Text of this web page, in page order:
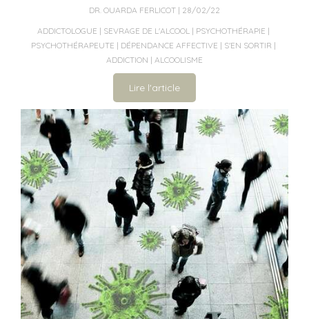
DR. OUARDA FERLICOT
28/02/22
ADDICTOLOGUE
SEVRAGE DE L'ALCOOL
PSYCHOTHÉRAPIE
PSYCHOTHÉRAPEUTE
DÉPENDANCE AFFECTIVE
S'EN SORTIR
ADDICTION
ALCOOLISME
Lire l'article